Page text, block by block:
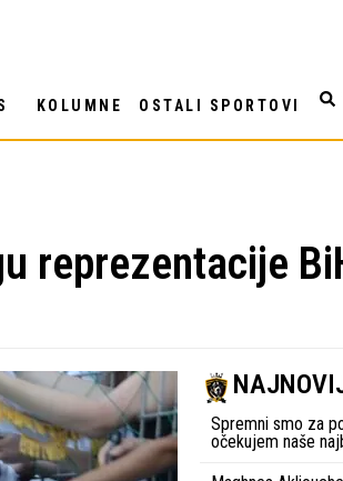
KOLUMNE OSTALI SPORTOVI
reprezentacije
Spremni smo za
očekujem naše